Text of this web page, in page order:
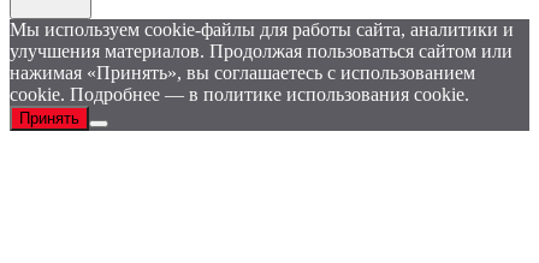
Мы используем cookie-файлы для работы сайта, аналитики и
улучшения материалов. Продолжая пользоваться сайтом или
нажимая «Принять», вы соглашаетесь с использованием
cookie. Подробнее — в политике использования cookie.
Принять